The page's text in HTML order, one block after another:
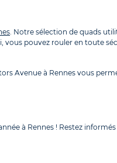
. Notre sélection de quads
vous pouvez rouler en toute
Avenue à Rennes vous
à Rennes ! Restez